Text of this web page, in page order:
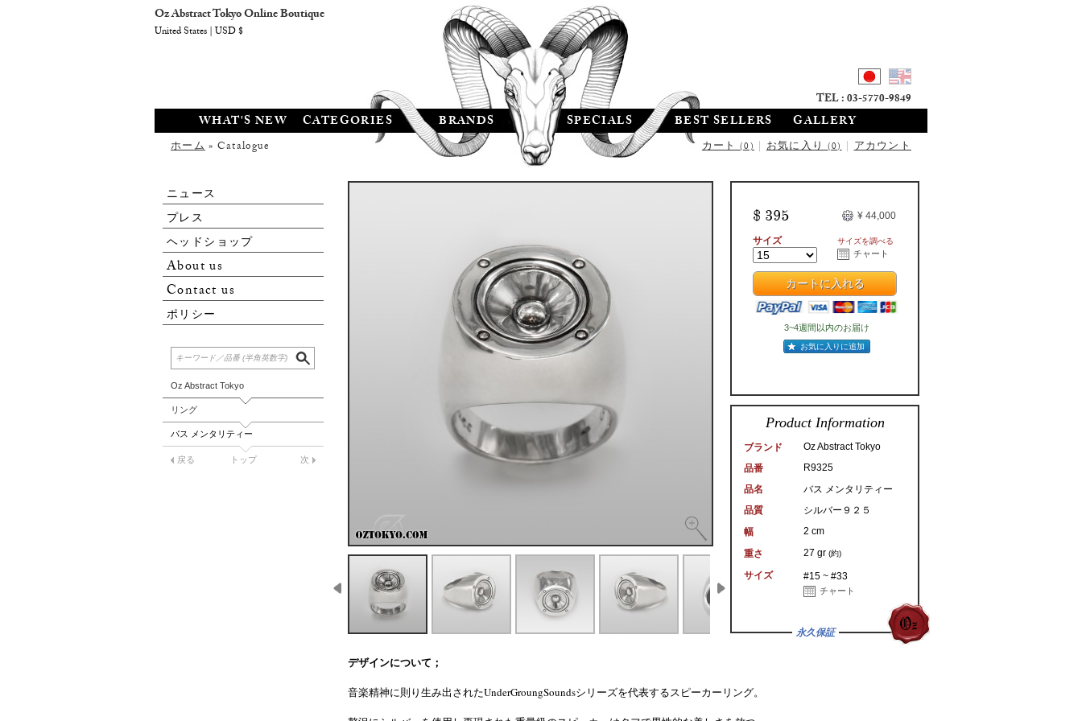
WHAT'S NEW CATEGORIES BRANDS SPECIALS BEST SELLERS GALLERY
カート(0)|お気に入り(0)|アカウント
ホーム» Catalogue
TEL : 03-5770-9849
ニュース
プレス
ヘッドショップ
About us
Contact us
ポリシー
Oz Abstract Tokyo
リング
バス メンタリティー
戻る トップ 次
¥ 44,000
$ 395
サイズ サイズを調べる
チャート
カートに入れる
3~4週間以内のお届け
お気に入りに追加
Product Information
ブランド
Oz Abstract Tokyo
品番
R9325
品名
バス メンタリティー
品質
シルバー９２５
幅
2 cm
重さ
27 gr (約)
サイズ #15 ~ #33
チャート
永久保証
デザインについて；
音楽精神に則り生み出されたUnderGroungSoundsシリーズを代表するスピーカーリング。
Oz Abstract Tokyo Online Boutique
United States | USD $